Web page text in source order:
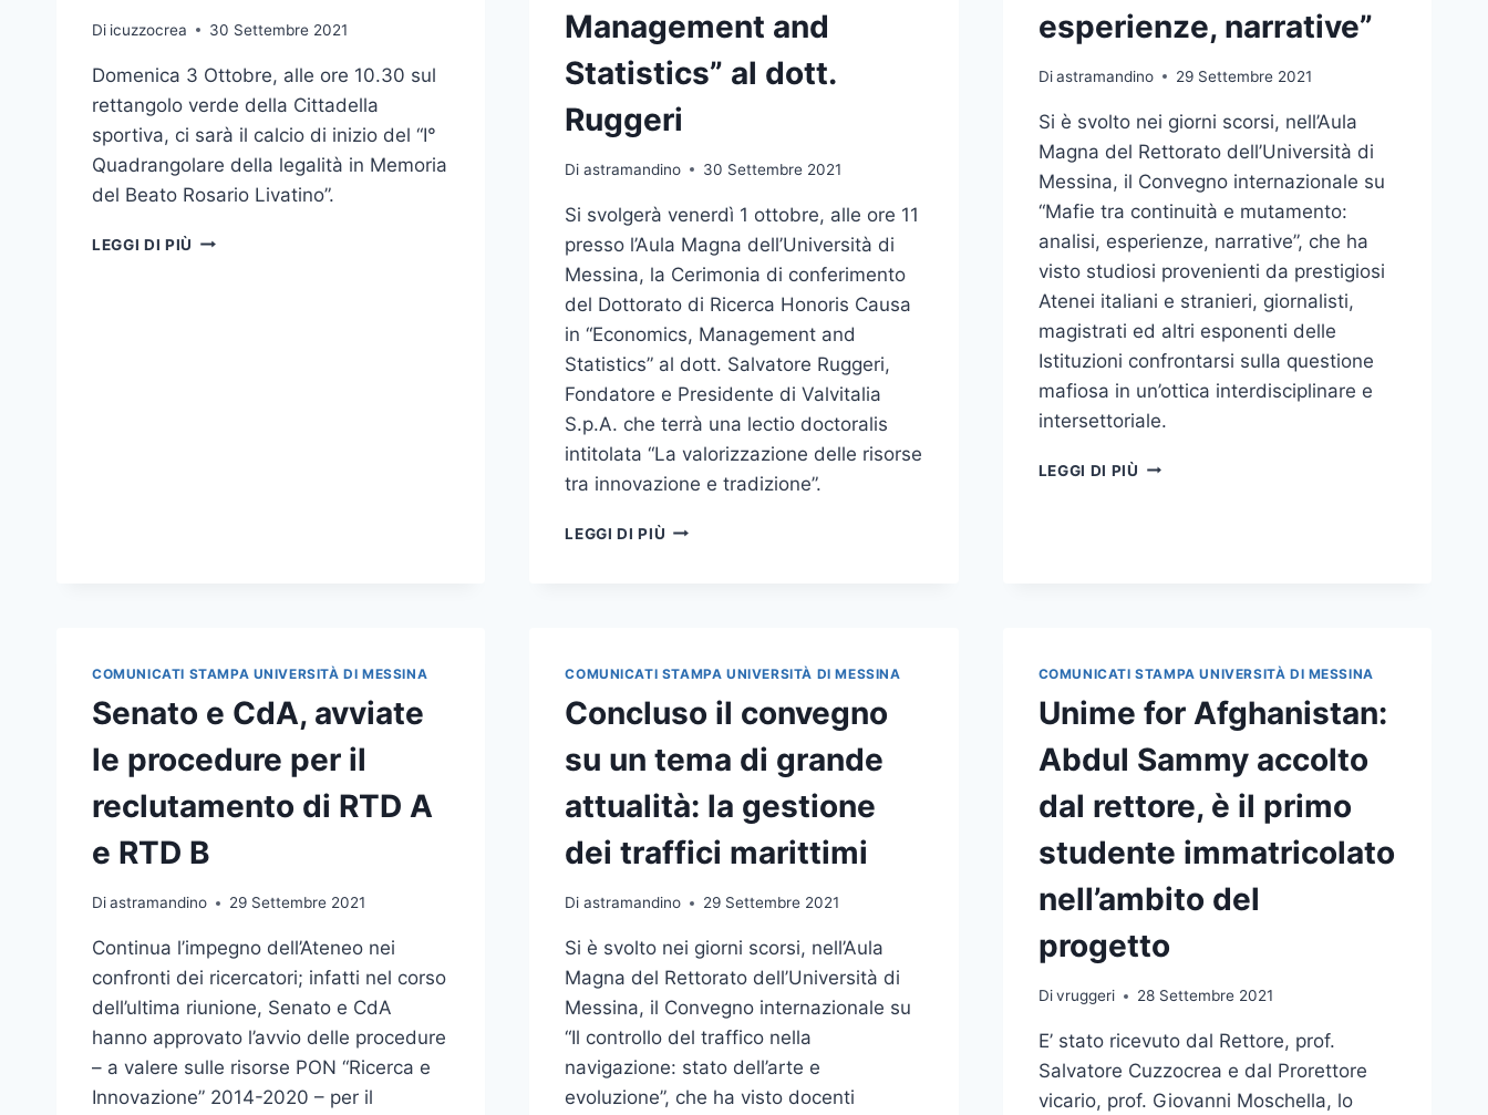
Di icuzzocrea 30 Settembre 2021
Domenica 3 Ottobre, alle ore 10.30 sul
rettangolo verde della Cittadella
sportiva, ci sarà il calcio di inizio del “I°
Quadrangolare della legalità in Memoria
del Beato Rosario Livatino”.
LEGGI DI PIÙ “I°
Management and
Statistics” al dott.
Ruggeri
Di astramandino 30 Settembre 2021
Si svolgerà venerdì 1 ottobre, alle ore 11
presso l’Aula Magna dell’Università di
Messina, la Cerimonia di conferimento
del Dottorato di Ricerca Honoris Causa
in “Economics, Management and
Statistics” al dott. Salvatore Ruggeri,
Fondatore e Presidente di Valvitalia
S.p.A. che terrà una lectio doctoralis
intitolata “La valorizzazione delle risorse
tra innovazione e tradizione”.
LEGGI DI PIÙ CONFERIMENTO
MANAGEMENT
STATISTICS”
DOTT.
esperienze, narrative”
Di astramandino 29 Settembre 2021
Si è svolto nei giorni scorsi, nell’Aula
Magna del Rettorato dell’Università di
Messina, il Convegno internazionale su
“Mafie tra continuità e mutamento:
analisi, esperienze, narrative”, che ha
visto studiosi provenienti da prestigiosi
Atenei italiani e stranieri, giornalisti,
magistrati ed altri esponenti delle
Istituzioni confrontarsi sulla questione
mafiosa in un’ottica interdisciplinare e
intersettoriale.
LEGGI DI PIÙ CONCLUSO
ESPERIENZE,
NARRATIVE”
COMUNICATI STAMPA UNIVERSITÀ DI MESSINA
Senato e CdA, avviate
le procedure per il
reclutamento di RTD A
e RTD B
Diastramandino 29 Settembre 2021
Continua l’impegno dell’Ateneo nei
confronti dei ricercatori; infatti nel corso
dell’ultima riunione, Senato e CdA
hanno approvato l’avvio delle procedure
– a valere sulle risorse PON “Ricerca e
Innovazione” 2014-2020 – per il
COMUNICATI STAMPA UNIVERSITÀ DI MESSINA
Concluso il convegno
su un tema di grande
attualità: la gestione
dei traffici marittimi
Di astramandino 29 Settembre 2021
Si è svolto nei giorni scorsi, nell’Aula
Magna del Rettorato dell’Università di
Messina, il Convegno internazionale su
“Il controllo del traffico nella
navigazione: stato dell’arte e
evoluzione”, che ha visto docenti
COMUNICATI STAMPA UNIVERSITÀ DI MESSINA
Unime for Afghanistan:
Abdul Sammy accolto
dal rettore, è il primo
studente immatricolato
nell’ambito del
progetto
Di vruggeri 28 Settembre 2021
E’ stato ricevuto dal Rettore, prof.
Salvatore Cuzzocrea e dal Prorettore
vicario, prof. Giovanni Moschella, lo